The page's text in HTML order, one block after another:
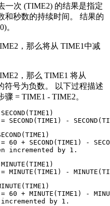
一次 (TIME2) 的结果是指定
和秒数的持续时间。 结果的
。
，那么将从 TIME1中减
，那么 TIME1 将从
符号为负数。 以下过程描述
= TIME1 - TIME2。
SECOND(TIME1) -
60 + SECOND(TIME1) -
incremented by 1.
MINUTE(TIME1) -
60 + MINUTE(TIME1) -
by 1.